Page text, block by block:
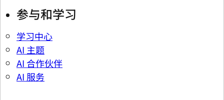
参与和学习
学习中心
AI 主题
AI 合作伙伴
AI 服务